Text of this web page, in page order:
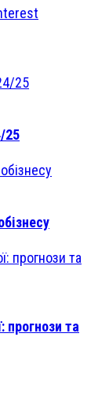
25
прогнози та